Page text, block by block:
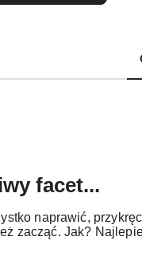
facet...
naprawić,
zacząć. Jak?